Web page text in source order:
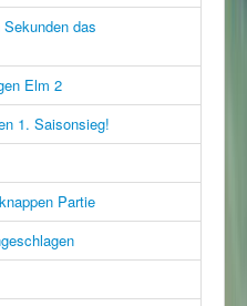
das
Elm 2
1. Saisonsieg!
Partie